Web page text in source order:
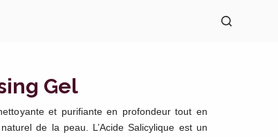
Gel
et purifiante en profondeur tout en
de la peau. L’Acide Salicylique est un